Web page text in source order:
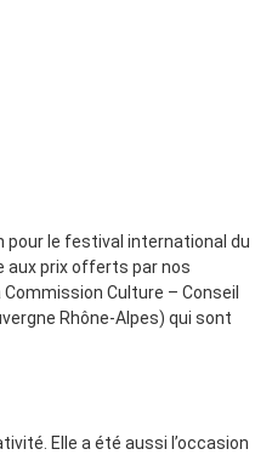
pour le festival international du
aux prix offerts par nos
Culture – Conseil
Rhône-Alpes) qui sont
Elle a été aussi l’occasion